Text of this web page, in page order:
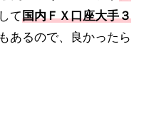
て国内ＦＸ口座大手３
あるので、良かったら